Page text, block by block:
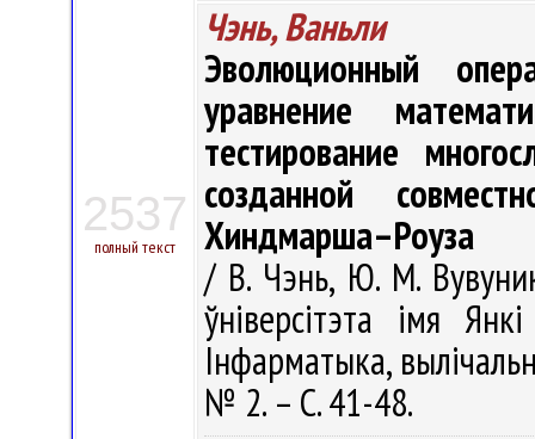
2537
полный текст
Чэнь, Ваньли
Эволюционный
уравнение
тестирование
созданной
Хиндмарша–Роуза
/ В. Чэнь, Ю. М.
ўніверсітэта імя
Інфарматыка,
№ 2. – С. 41-48.